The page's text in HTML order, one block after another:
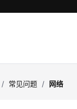
/ 常见问题 / 网络